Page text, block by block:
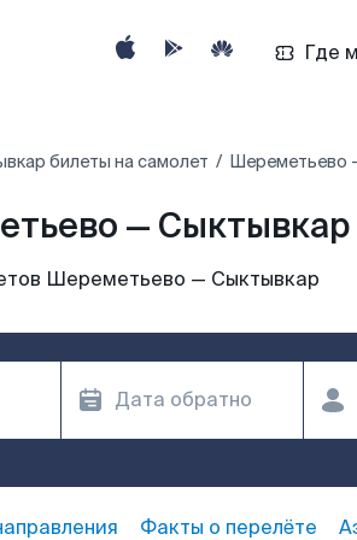
Где
билеты на самолет Шереметьево
— Сыктывкар
Шереметьево — Сыктывкар
Факты о перелёте